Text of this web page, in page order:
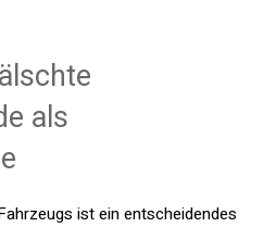
als
ist ein entscheidendes